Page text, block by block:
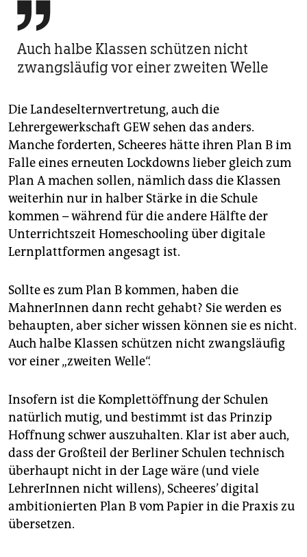

Auch halbe Klassen schützen nicht
zwangsläufig vor einer zweiten Welle
Die Landeselternvertretung, auch die
Lehrergewerkschaft GEW sehen das anders.
Manche forderten, Scheeres hätte ihren Plan B im
Falle eines erneuten Lockdowns lieber gleich zum
Plan A machen sollen, nämlich dass die Klassen
weiterhin nur in halber Stärke in die Schule
kommen – während für die andere Hälfte der
Unterrichtszeit Homeschooling über digitale
Lernplattformen angesagt ist.
Sollte es zum Plan B kommen, haben die
MahnerInnen dann recht gehabt? Sie werden es
behaupten, aber sicher wissen können sie es nicht.
Auch halbe Klassen schützen nicht zwangsläufig
vor einer „zweiten Welle“.
Insofern ist die Komplettöffnung der Schulen
natürlich mutig, und bestimmt ist das Prinzip
Hoffnung schwer auszuhalten. Klar ist aber auch,
dass der Großteil der Berliner Schulen technisch
überhaupt nicht in der Lage wäre (und viele
LehrerInnen nicht willens), Scheeres’ digital
ambitionierten Plan B vom Papier in die Praxis zu
übersetzen.